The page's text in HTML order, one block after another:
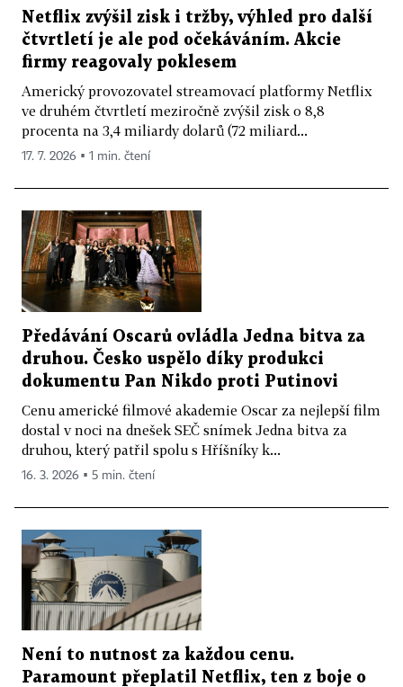
Netflix zvýšil zisk i tržby, výhled pro další
čtvrtletí je ale pod očekáváním. Akcie
firmy reagovaly poklesem
Americký provozovatel streamovací platformy Netflix
ve druhém čtvrtletí meziročně zvýšil zisk o 8,8
procenta na 3,4 miliardy dolarů (72 miliard...
17. 7. 2026 ▪ 1 min. čtení
Předávání Oscarů ovládla Jedna bitva za
druhou. Česko uspělo díky produkci
dokumentu Pan Nikdo proti Putinovi
Cenu americké filmové akademie Oscar za nejlepší film
dostal v noci na dnešek SEČ snímek Jedna bitva za
druhou, který patřil spolu s Hříšníky k...
16. 3. 2026 ▪ 5 min. čtení
Není to nutnost za každou cenu.
Paramount přeplatil Netflix, ten z boje o